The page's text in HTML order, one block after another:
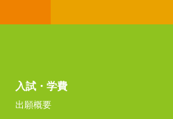
入試・学費
出願概要